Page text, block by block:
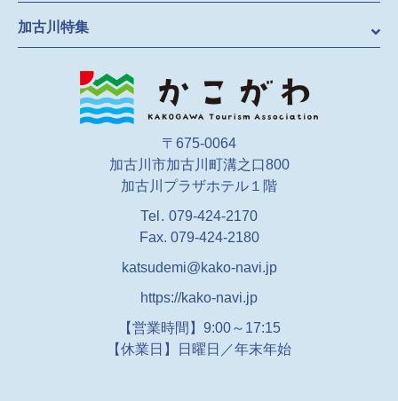
〒675-0064
加古川市加古川町溝之口800
加古川プラザホテル１階
Tel. 079-424-2170
Fax. 079-424-2180
katsudemi@kako-navi.jp
https://kako-navi.jp
【営業時間】9:00～17:15
【休業日】
日曜日／年末年始
加古川特集